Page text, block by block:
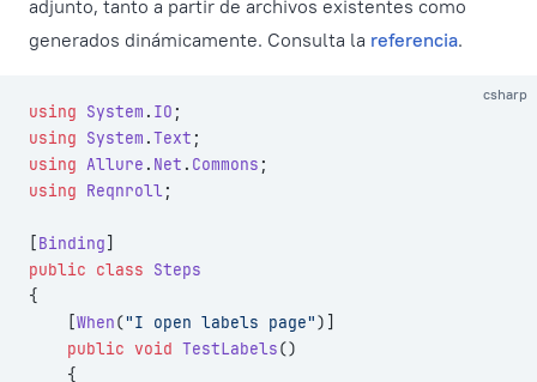
adjunto, tanto a partir de archivos existentes como
generados dinámicamente. Consulta la referencia.
csharp
using System . IO ;
using System .Text ;
using Allure . Net . Commons ;
using Reqnroll;
[Binding]
public class Steps
{
    [
When("I open labels page")]
    public
void TestLabels()
    {